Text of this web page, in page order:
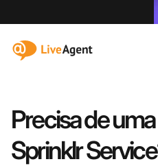
:site.title
Precisa de
Sprinklr